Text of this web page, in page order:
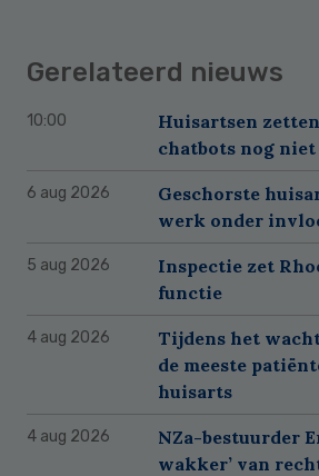
Gerelateerd nieuws
10:00
Huisartsen
chatbots nog
6 aug 2026
Geschorste
werk onder
5 aug 2026
Inspectie zet
functie
4 aug 2026
Tijdens het
de meeste
huisarts
4 aug 2026
NZa-bestuurder
wakker’ van